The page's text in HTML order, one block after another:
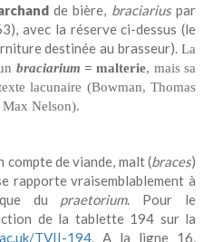
de bière, braciariuspar
avec la réserve ci-dessus (le
destinée au brasseur). La
braciarium = malterie, mais sa
lacunaire (Bowman, Thomas
Nelson).
compte de viande, malt (braces)
rapporte vraisemblablement à
du praetorium. Pour le
de la tablette 194 sur la
TVII-194. A la ligne 16,